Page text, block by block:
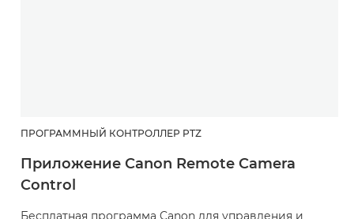
ПРОГРАММНЫЙ КОНТРОЛЛЕР PTZ
Приложение Canon Remote Camera
Control
Бесплатная программа Canon для управления и